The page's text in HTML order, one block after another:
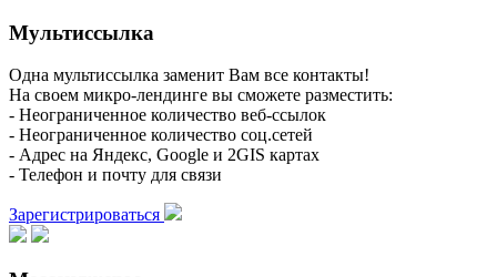
Мультиссылка
Одна мультиссылка заменит Вам все контакты!
На своем микро-лендинге вы сможете разместить:
- Неограниченное количество веб-ссылок
- Неограниченное количество соц.сетей
- Адрес на Яндекс, Google и 2GIS картах
- Телефон и почту для связи
Зарегистрироваться